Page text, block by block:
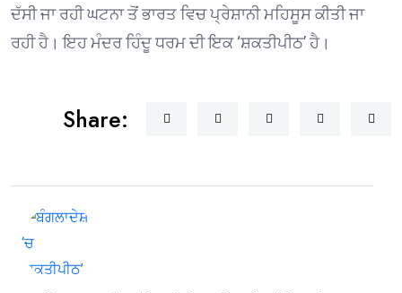
ਦੱਸੀ ਜਾ ਰਹੀ ਘਟਨਾ ਤੋਂ ਭਾਰਤ ਵਿਚ ਪ੍ਰੇਸ਼ਾਨੀ ਮਹਿਸੂਸ ਕੀਤੀ ਜਾ
ਰਹੀ ਹੈ। ਇਹ ਮੰਦਰ ਹਿੰਦੂ ਧਰਮ ਦੀ ਇਕ ‘ਸ਼ਕਤੀਪੀਠ’ ਹੈ।
Share: